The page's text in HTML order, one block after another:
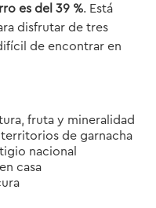
es del 39 %. Está
disfrutar de tres
de encontrar en
fruta y mineralidad
de garnacha
nacional
casa